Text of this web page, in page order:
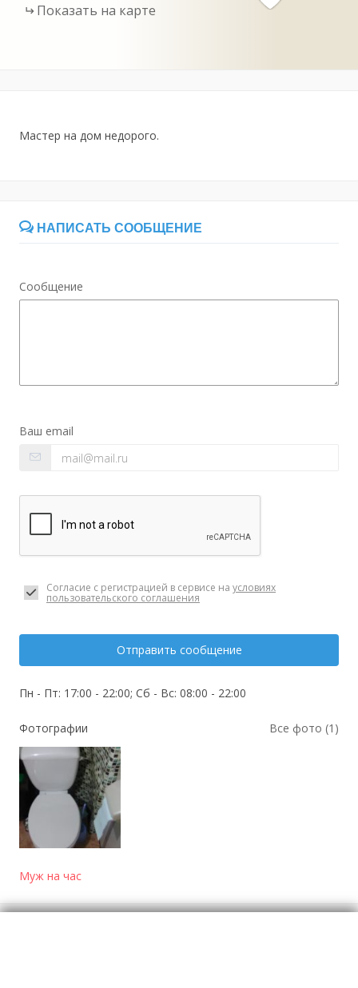
Показать на карте
Мастер на дом недорого.
НАПИСАТЬ СООБЩЕНИЕ
Сообщение
Ваш email
Согласие с регистрацией в сервисе на условиях
пользовательского соглашения
Отправить сообщение
Пн - Пт: 17:00 - 22:00; Сб - Вс: 08:00 - 22:00
Фотографии Все фото (1)
Муж на час